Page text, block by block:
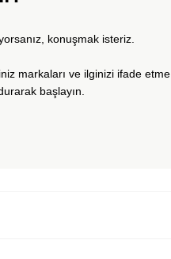
konuşmak isteriz.
markaları ve ilginizi ifade etme
başlayın.